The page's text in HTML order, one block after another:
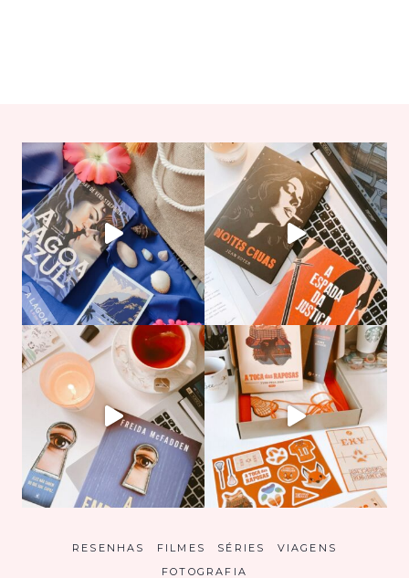
RESENHAS FILMES SÉRIES
VIAGENS
FOTOGRAFIA